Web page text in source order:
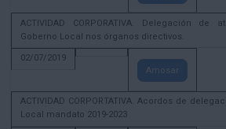
ACTIVIDAD CORPORATIVA. Delegación
Goberno Local nos órganos directivos.
02/07/2019
Amosar
ACTIVIDAD CORPORTATIVA. Acordos de
Local mandato 2019-2023